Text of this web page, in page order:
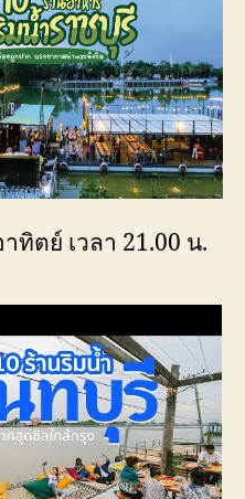
ทิตย์ เวลา 21.00 น.